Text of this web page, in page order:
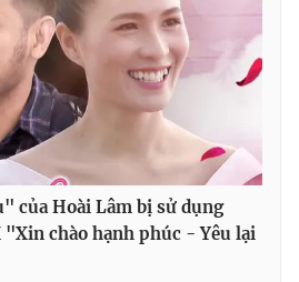
của Hoài Lâm bị sử dụng
"Xin chào hạnh phúc - Yêu lại